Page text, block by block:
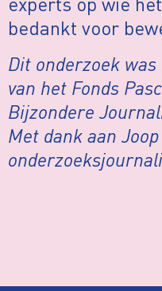
bedankt voor
Dit onderzoek
van het Fonds
Bijzondere
Met dank aan